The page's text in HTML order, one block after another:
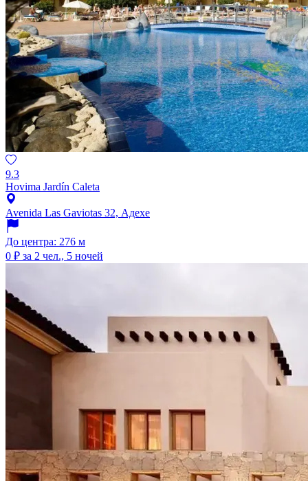
9.3
Hovima Jardín Caleta
Avenida Las Gaviotas 32, Адехе
До центра: 276 м
0 ₽ за 2 чел., 5 ночей